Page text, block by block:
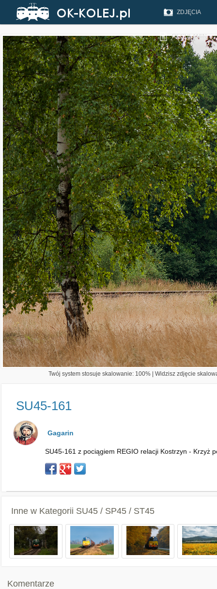
ZDJĘCIA
REGULAMIN
Twój system stosuje skalowanie: 100% | Widzisz zdjęcie
SU45-161
Gagarin
SU45-161 z pociągiem REGIO relacji Kostrzyn - Krzyż
Inne w Kategorii SU45 / SP45 / ST45
Komentarze